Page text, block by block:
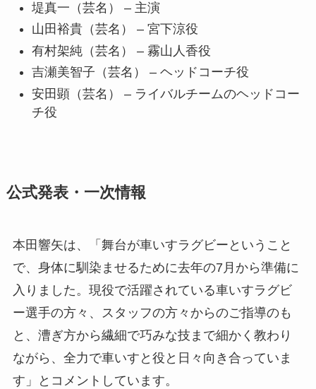
堤真一（芸名） – 主演
山田裕貴（芸名） – 宮下涼役
有村架純（芸名） – 霧山人香役
吉瀬美智子（芸名） – ヘッドコーチ役
安田顕（芸名） – ライバルチームのヘッドコー
チ役
公式発表・一次情報
本田響矢は、「舞台が車いすラグビーということ
で、身体に馴染ませるために去年の7月から準備に
入りました。現役で活躍されている車いすラグビ
ー選手の方々、スタッフの方々からのご指導のも
と、漕ぎ方から繊細で巧みな技まで細かく教わり
ながら、全力で車いすと役と日々向き合っていま
す」とコメントしています。